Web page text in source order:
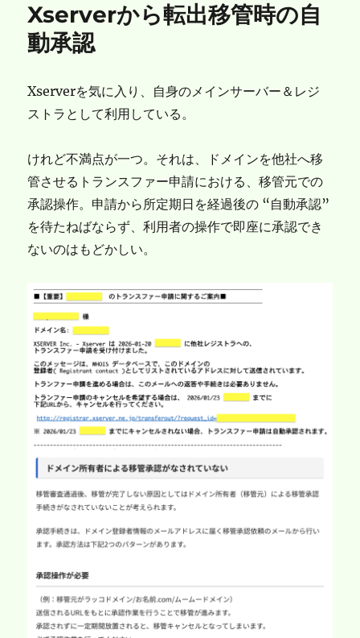
ー
Xserverから転出移管時の自
動承認
Xserverを気に入り、自身のメインサーバー＆レジ
ストラとして利用している。
けれど不満点が一つ。それは、ドメインを他社へ移
管させるトランスファー申請における、移管元での
承認操作。申請から所定期日を経過後の “自動承認”
を待たねばならず、利用者の操作で即座に承認でき
ないのはもどかしい。